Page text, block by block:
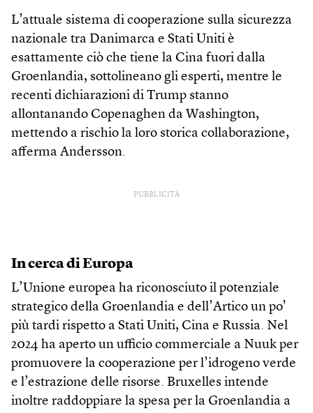
L’attuale sistema di cooperazione sulla sicurezza
nazionale tra Danimarca e Stati Uniti è
esattamente ciò che tiene la Cina fuori dalla
Groenlandia, sottolineano gli esperti, mentre le
recenti dichiarazioni di Trump stanno
allontanando Copenaghen da Washington,
mettendo a rischio la loro storica collaborazione,
afferma Andersson.
PUBBLICITÀ
In cerca di Europa
L’Unione europea ha riconosciuto il potenziale
strategico della Groenlandia e dell’Artico un po’
più tardi rispetto a Stati Uniti, Cina e Russia. Nel
2024 ha aperto un ufficio commerciale a Nuuk per
promuovere la cooperazione per l’idrogeno verde
e l’estrazione delle risorse. Bruxelles intende
inoltre raddoppiare la spesa per la Groenlandia a